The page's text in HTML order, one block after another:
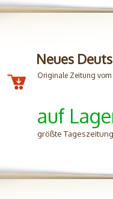
Neues
Originale Zeitung vom
auf
größte